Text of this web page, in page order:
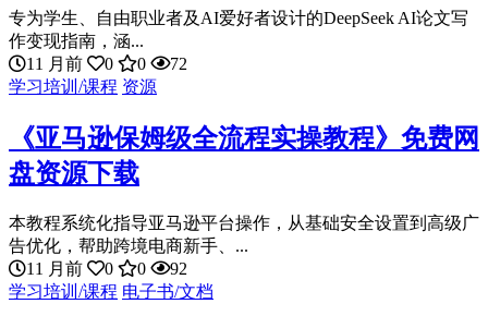
专为学生、自由职业者及AI爱好者设计的DeepSeek AI论文写
作变现指南，涵...
11 月前
0 0
72
学习培训/课程 资源
《亚马逊保姆级全流程实操教程》免费网
盘资源下载
本教程系统化指导亚马逊平台操作，从基础安全设置到高级广
告优化，帮助跨境电商新手、...
11 月前
0 0
92
学习培训/课程 电子书/文档